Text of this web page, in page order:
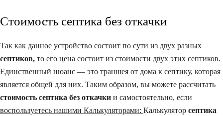
Стоимость септика без откачки
Так как данное устройство состоит по сути из двух разных
септиков, то его цена состоит из стоимости двух этих септиков.
Единственный нюанс — это траншея от дома к септику, которая
является общей для них. Таким образом, вы можете рассчитать
стоимость септика без откачки и самостоятельно, если
воспользуетесь нашими Калькуляторами: Калькулятор септика